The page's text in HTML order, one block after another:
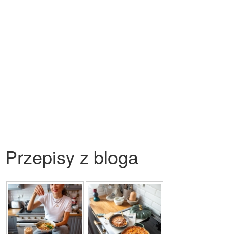
Przepisy z bloga